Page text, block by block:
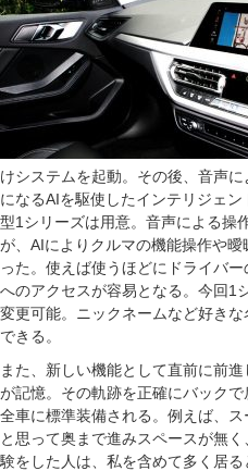
けシステムを起動。その後、音声
になるAIを駆使したインテリジェ
型1シリーズは用意。音声による操
が、AIによりクルマの機能操作や
った。使えば使うほどにドライバ
へのアクセスが容易となる。今回1
変更可能。ニックネームなど好き
できる。
また、新しい機能として直前に前
が記憶。その軌跡を正確にバック
全車に標準装備される。例えば、
と思って奥まで進みスペースが無
験をした人は、私を含めて多く居